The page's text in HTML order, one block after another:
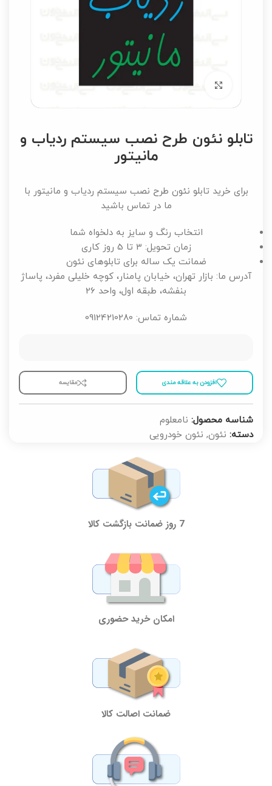
برای بزرگنمایی کلیک کنید
تابلو نئون طرح نصب سیستم ردیاب و
مانیتور
برای خرید تابلو نئون طرح نصب سیستم ردیاب و مانیتور با
ما در تماس باشید
انتخاب رنگ و سایز به دلخواه شما
زمان تحویل: 3 تا 5 روز کاری
ضمانت یک ساله برای تابلوهای نئون
آدرس ما: بازار تهران، خیابان پامنار، کوچه خلیلی مفرد، پاساژ
بنفشه، طبقه اول، واحد 26
شماره تماس: 09124210280
افزودن به علاقه مندی مقايسه
شناسه محصول: نامعلوم
دسته: نئون, نئون خودرویی
7 روز ضمانت بازگشت کالا
امکان خرید حضوری
ضمانت اصالت کالا